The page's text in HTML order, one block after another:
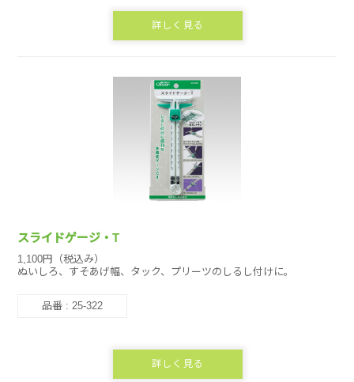
詳しく見る
スライドゲージ・T
1,100円（税込み）
ぬいしろ、すそあげ幅、タック、プリーツのしるし付けに。
品番 : 25-322
詳しく見る